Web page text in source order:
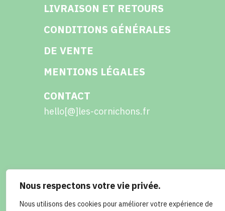
Nous respectons votre vie privée.
Nous utilisons des cookies pour améliorer votre expérience de
LIVRAISON ET RETOURS
CONDITIONS GÉNÉRALES
DE VENTE
MENTIONS LÉGALES
CONTACT
hello[@]les-cornichons.fr
Facebook
Instagram
Twitter
LinkedIn